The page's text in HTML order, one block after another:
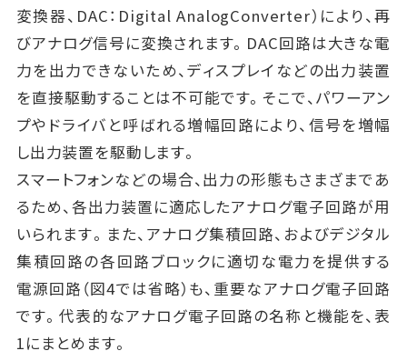
変換器、DAC：Digital AnalogConverter）により、再
びアナログ信号に変換されます。DAC回路は大きな電
力を出力できないため、ディスプレイなどの出力装置
を直接駆動することは不可能です。そこで、パワーアン
プやドライバと呼ばれる増幅回路により、信号を増幅
し出力装置を駆動します。
スマートフォンなどの場合、出力の形態もさまざまであ
るため、各出力装置に適応したアナログ電子回路が用
いられます。また、アナログ集積回路、およびデジタル
集積回路の各回路ブロックに適切な電力を提供する
電源回路（図4では省略）も、重要なアナログ電子回路
です。代表的なアナログ電子回路の名称と機能を、表
1にまとめます。